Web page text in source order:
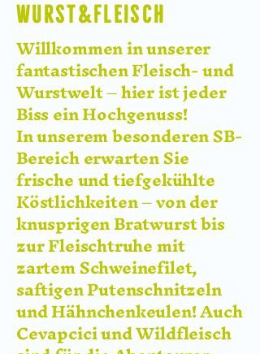
W u r s t & F L e i s c h
Willkommen in unserer
fantastischen Fleisch- und
Wurstwelt – hier ist jeder
Biss ein Hochgenuss!
In unserem besonderen SB-
Bereich erwarten Sie
frische und tiefgekühlte
Köstlichkeiten – von der
knusprigen Bratwurst bis
zur Fleischtruhe mit
zartem Schweinefilet,
saftigen Putenschnitzeln
und Hähnchenkeulen! Auch
Cevapcici und Wildfleisch